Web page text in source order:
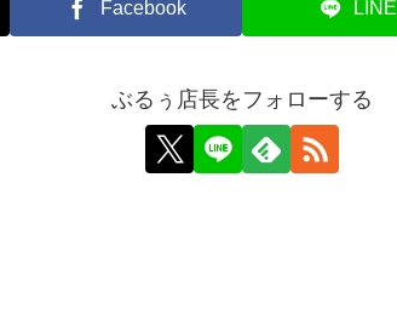
Facebook LINE
ぶるぅ店長をフォローする